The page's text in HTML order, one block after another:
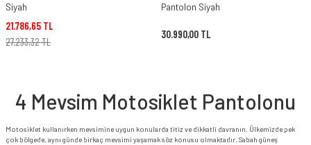
Siyah
21.786,65 TL
27.233,32 TL
Pantolon Siyah
30.990,00 TL
4 Mevsim Motosiklet Pantolonu
Motosiklet kullanırken mevsimine uygun konularda titiz ve dikkatli davranın. Ülkemizde pek
çok bölgede, aynı günde birkaç mevsimi yaşamak söz konusu olmaktadır. Sabah güneş